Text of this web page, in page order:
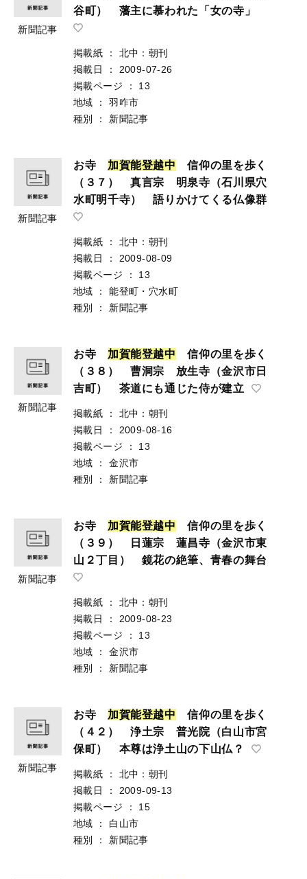
新聞記事
谷町） 藩主に慕われた「女の寺」
掲載紙 ：
北中：朝刊
掲載日
：
2009-07-26
掲載ページ
：
13
地域
：
羽咋市
種別
： 新聞記事
新聞記事
お寺 加賀能登越中
信仰の里を歩く
（３７） 真言宗 明泉寺（石川県穴
水町明千寺） 語りかけてくる仏像群
掲載紙 ：
北中：朝刊
掲載日
：
2009-08-09
掲載ページ
：
13
地域
：
能登町・穴水町
種別
： 新聞記事
新聞記事
お寺 加賀能登越中
信仰の里を歩く
（３８） 曹洞宗 放生寺（金沢市日
吉町） 茶道にも通じた侍が建立
掲載紙 ：
北中：朝刊
掲載日
：
2009-08-16
掲載ページ
：
13
地域
：
金沢市
種別
： 新聞記事
新聞記事
お寺 加賀能登越中
信仰の里を歩く
（３９） 日蓮宗 蓮昌寺（金沢市東
山２丁目） 鏡花の絶筆、青春の舞台
掲載紙 ：
北中：朝刊
掲載日
：
2009-08-23
掲載ページ
：
13
地域
：
金沢市
種別
： 新聞記事
新聞記事
お寺 加賀能登越中
信仰の里を歩く
（４２） 浄土宗 普光院（白山市宮
保町） 本尊は浄土山の下山仏？
掲載紙 ：
北中：朝刊
掲載日
：
2009-09-13
掲載ページ
：
15
地域
：
白山市
種別
： 新聞記事